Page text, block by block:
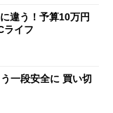
違う！予算10万円
ライフ
一段安全に 買い切